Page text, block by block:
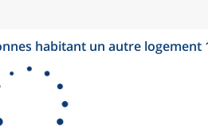
habitant un autre logement